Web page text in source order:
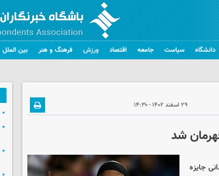
دانشگاه سیاست جامعه اقتصاد ورزش فرهنگ و هنر بین الملل
۲۹ اسفند ۱۴۰۲ - ۱۴:۳۰
شد
جایزه